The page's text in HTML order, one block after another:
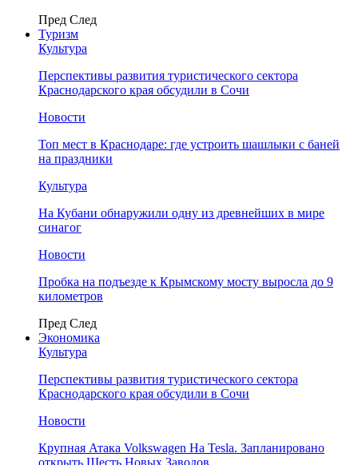
Пред След
Туризм
Культура
Перспективы развития туристического сектора
Краснодарского края обсудили в Сочи
Новости
Топ мест в Краснодаре: где устроить шашлыки с баней
на праздники
Культура
На Кубани обнаружили одну из древнейших в мире
синагог
Новости
Пробка на подъезде к Крымскому мосту выросла до 9
километров
Пред След
Экономика
Культура
Перспективы развития туристического сектора
Краснодарского края обсудили в Сочи
Новости
Крупная Атака Volkswagen На Tesla. Запланировано
открыть Шесть Новых Заводов